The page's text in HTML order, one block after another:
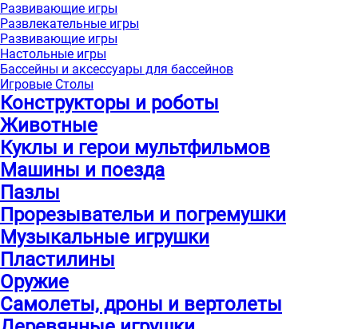
Развивающие игры
Развлекательные игры
Развивающие игры
Настольные игры
Бассейны и аксессуары для бассейнов
Игровые Столы
Конструкторы и роботы
Животные
Куклы и герои мультфильмов
Машины и поезда
Пазлы
Прорезывательи и погремушки
Музыкальные игрушки
Пластилины
Оружие
Самолеты, дроны и вертолеты